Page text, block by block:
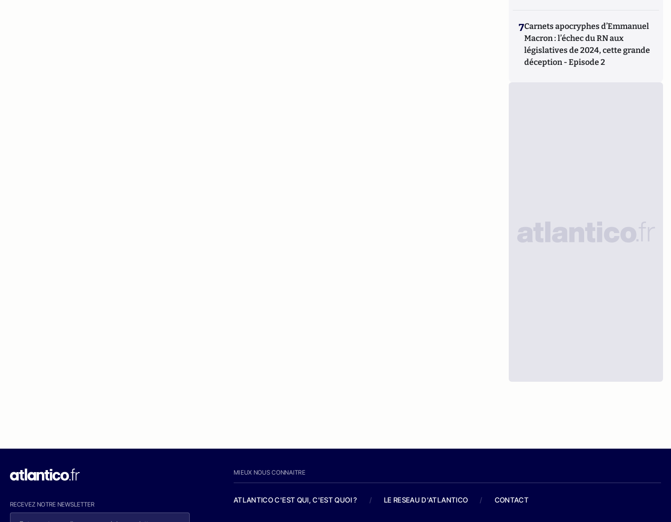
7Carnets apocryphes d’Emmanuel
Macron : l’échec du RN aux
législatives de 2024, cette grande
déception - Episode 2
RECEVEZ NOTRE NEWSLETTER
MIEUX NOUS CONNAITRE
ATLANTICO C'EST QUI, C'EST QUOI ? / LE RESEAU D'ATLANTICO / CONTACT